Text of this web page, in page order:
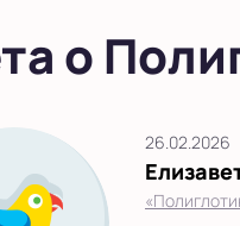
о
26.02.2026